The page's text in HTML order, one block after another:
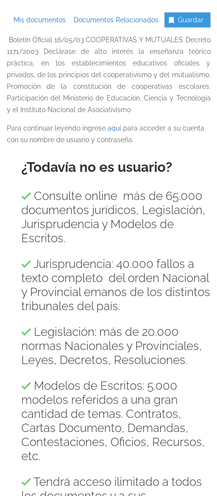
Mis documentos Documentos Relacionados Guardar
Boletín Oficial 16/05/03 COOPERATIVAS Y MUTUALES Decreto
1171/2003 Declárase de alto interés la enseñanza teórico
práctica, en los establecimientos educativos oficiales y
privados, de los principios del cooperativismo y del mutualismo.
Promoción de la constitución de cooperativas escolares.
Participación del Ministerio de Educación, Ciencia y Tecnología
y el Instituto Nacional de Asociativismo
Para continuar leyendo ingrese aquípara acceder a su cuenta
con su nombre de usuario y contraseña.
¿Todavía no es usuario?
Consulte online más de 65.000
documentos jurídicos, Legislación,
Jurisprudencia y Modelos de
Escritos.
Jurisprudencia: 40.000 fallos a
texto completo del orden Nacional
y Provincial emanos de los distintos
tribunales del país.
Legislación: más de 20.000
normas Nacionales y Provinciales,
Leyes, Decretos, Resoluciones.
Modelos de Escritos: 5.000
modelos referidos a una gran
cantidad de temas. Contratos,
Cartas Documento, Demandas,
Contestaciones, Oficios, Recursos,
etc.
Tendrá acceso ilimitado a todos